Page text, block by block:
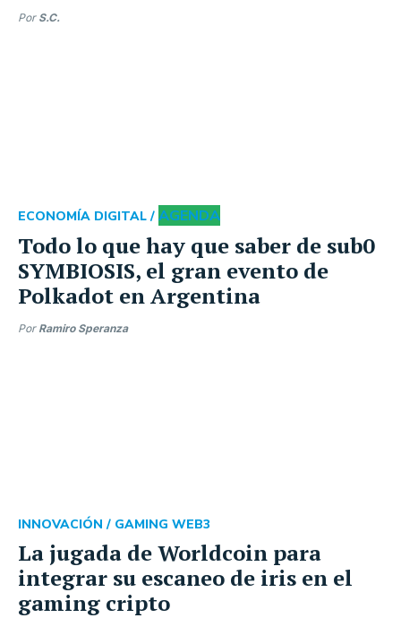
Por S.C.
Todo lo que hay que saber de sub0
SYMBIOSIS, el gran evento de
Polkadot en Argentina
ECONOMÍA DIGITAL / AGENDA
Por Ramiro Speranza
La jugada de Worldcoin para
integrar su escaneo de iris en el
gaming cripto
INNOVACIÓN / GAMING WEB3